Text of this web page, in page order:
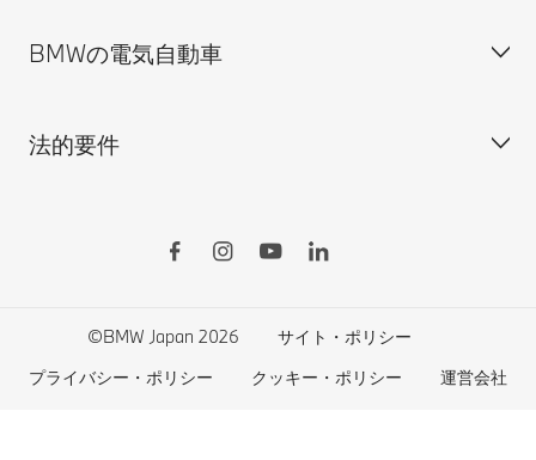
BMWのCSR活動
BMW Motorrad
BMW純正アクセサリー
BMWタイヤ＆ホイール
BMWファイナンシャル・サービス
ご購入の前に
新車在庫検索
BMWの電気自動車
BMWの電気自動車
エコカー減税および補助金制度
法的要件
©BMW Japan 2026
サイト・ポリシー
プライバシー・ポリシー
クッキー・ポリシー 運営会社